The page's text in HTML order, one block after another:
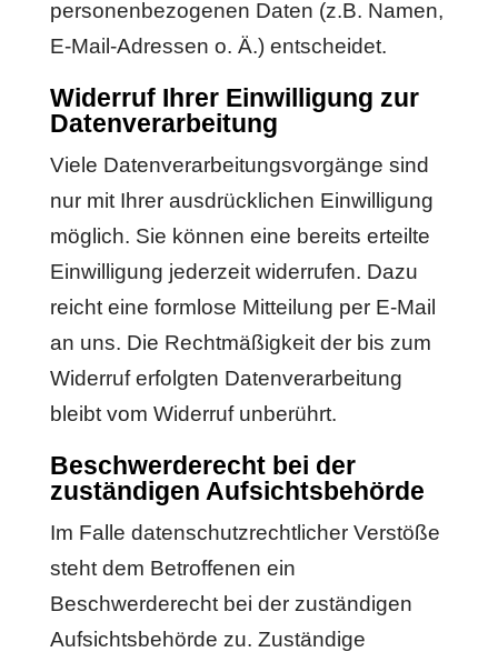
personenbezogenen Daten (z.B. Namen,
E-Mail-Adressen o. Ä.) entscheidet.
Widerruf Ihrer Einwilligung zur
Datenverarbeitung
Viele Datenverarbeitungsvorgänge sind
nur mit Ihrer ausdrücklichen Einwilligung
möglich. Sie können eine bereits erteilte
Einwilligung jederzeit widerrufen. Dazu
reicht eine formlose Mitteilung per E-Mail
an uns. Die Rechtmäßigkeit der bis zum
Widerruf erfolgten Datenverarbeitung
bleibt vom Widerruf unberührt.
Beschwerderecht bei der
zuständigen Aufsichtsbehörde
Im Falle datenschutzrechtlicher Verstöße
steht dem Betroffenen ein
Beschwerderecht bei der zuständigen
Aufsichtsbehörde zu. Zuständige